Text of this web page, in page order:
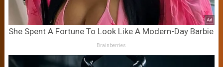
She Spent A Fortune To Look Like A Modern-Day Barbie
Brainberries